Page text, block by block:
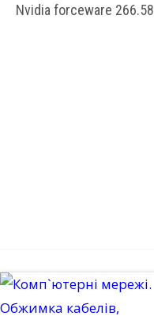
Nvidia forceware 266.58